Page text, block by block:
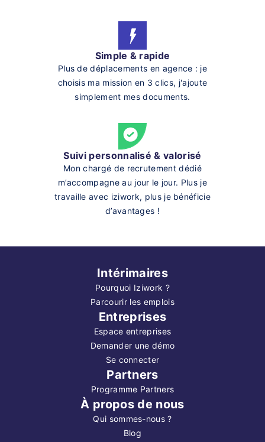
Simple & rapide
Plus de déplacements en agence : je
choisis ma mission en 3 clics, j'ajoute
simplement mes documents.
Suivi personnalisé & valorisé
Mon chargé de recrutement dédié
m’accompagne au jour le jour. Plus je
travaille avec iziwork, plus je bénéficie
d’avantages !
Intérimaires
Pourquoi Iziwork ?
Parcourir les emplois
Entreprises
Espace entreprises
Demander une démo
Se connecter
Partners
Programme Partners
À propos de nous
Qui sommes-nous ?
Blog